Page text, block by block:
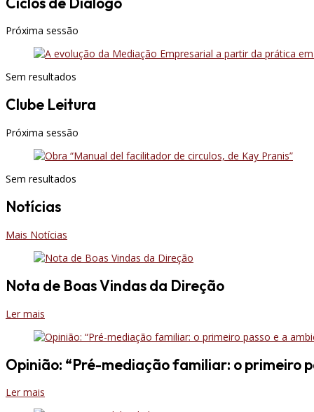
Próxima sessão
Sem resultados
Clube Leitura
Próxima sessão
Sem resultados
Notícias
Mais Notícias
Nota de Boas Vindas da Direção
Ler mais
Opinião: “Pré-mediação familiar: o primeiro
Ler mais